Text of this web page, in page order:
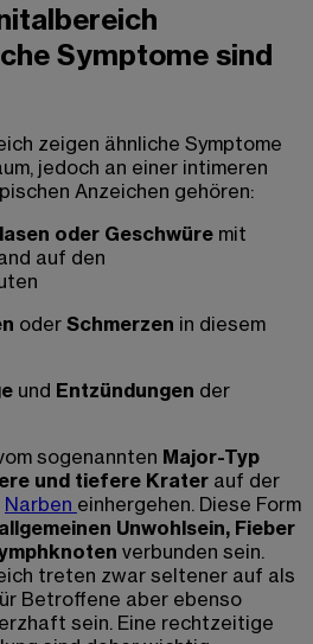
Symptome sind
zeigen ähnliche Symptome
jedoch an einer intimeren
Anzeichen gehören:
oder Geschwüre mit
auf den
oder Schmerzen in diesem
und Entzündungen der
sogenannten Major-Typ
und tiefere Krater auf der
Narben einhergehen. Diese Form
allgemeinen Unwohlsein, Fieber
verbunden sein.
treten zwar seltener auf als
Betroffene aber ebenso
sein. Eine rechtzeitige